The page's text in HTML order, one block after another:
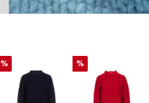
Rabatt
% Rabatt
%